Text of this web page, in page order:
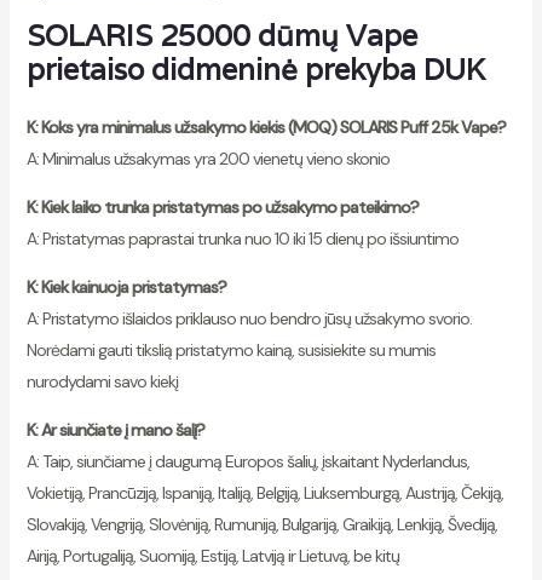
SOLARIS 25000 dūmų Vape
prietaiso didmeninė prekyba DUK
K: Koks yra minimalus užsakymo kiekis (MOQ) SOLARIS Puff 25k Vape?
A: Minimalus užsakymas yra 200 vienetų vieno skonio
K: Kiek laiko trunka pristatymas po užsakymo pateikimo?
A: Pristatymas paprastai trunka nuo 10 iki 15 dienų po išsiuntimo
K: Kiek kainuoja pristatymas?
A: Pristatymo išlaidos priklauso nuo bendro jūsų užsakymo svorio.
Norėdami gauti tikslią pristatymo kainą, susisiekite su mumis
nurodydami savo kiekį
K: Ar siunčiate į mano šalį?
A: Taip, siunčiame į daugumą Europos šalių, įskaitant Nyderlandus,
Vokietiją, Prancūziją, Ispaniją, Italiją, Belgiją, Liuksemburgą, Austriją, Čekiją,
Slovakiją, Vengriją, Slovėniją, Rumuniją, Bulgariją, Graikiją, Lenkiją, Švediją,
Airiją, Portugaliją, Suomiją, Estiją, Latviją ir Lietuvą, be kitų